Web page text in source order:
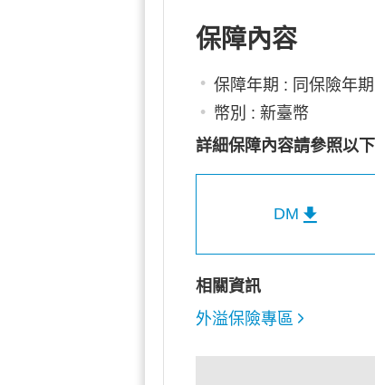
保障內容
保障年期 : 同保險年期
幣別 : 新臺幣
詳細保障內容請參照以下
DM
相關資訊
外溢保險專區